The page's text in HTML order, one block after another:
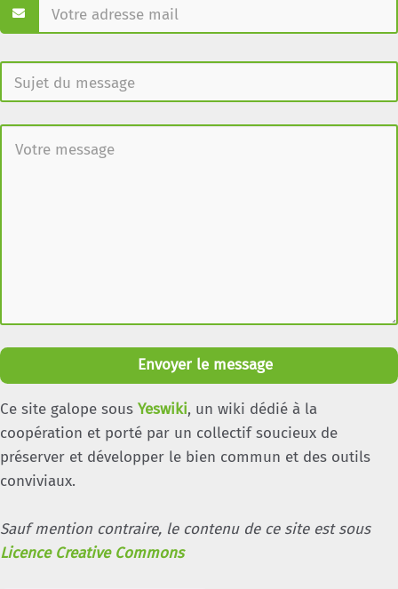
Envoyer le message
Ce site galope sous Yeswiki, un wiki dédié à la
coopération et porté par un collectif soucieux de
préserver et développer le bien commun et des outils
conviviaux.
Sauf mention contraire, le contenu de ce site est sous
Licence Creative Commons